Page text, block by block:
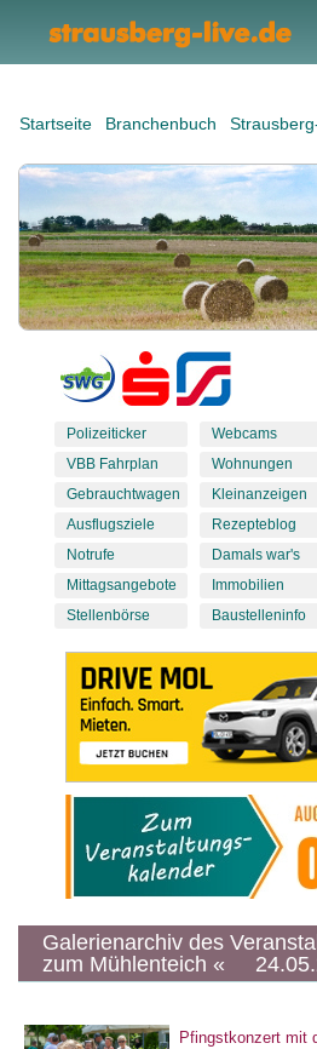
Startseite Branchenbuch
Polizeiticker
VBB Fahrplan
Gebrauchtwagen
Ausflugsziele
Notrufe
Mittagsangebote
Stellenbörse
Webcams
Wohnungen
Kleinanzeigen
Rezepteblog
Damals war's
Immobilien
Baustelleninfo
Galerienarchiv des
zum Mühlenteich «
Pfingstkonzert mit